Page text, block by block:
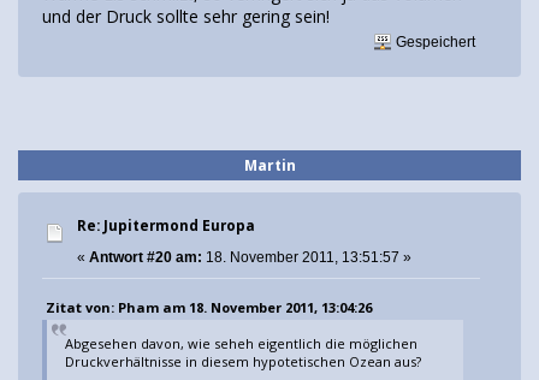
und der Druck sollte sehr gering sein!
Gespeichert
Martin
Re: Jupitermond Europa
« Antwort #20 am: 18. November 2011, 13:51:57 »
Zitat von: Pham am 18. November 2011, 13:04:26
Abgesehen davon, wie seheh eigentlich die möglichen
Druckverhältnisse in diesem hypotetischen Ozean aus?